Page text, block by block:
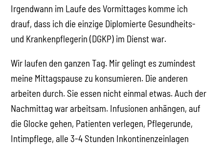
Irgendwann im Laufe des Vormittages komme ich
drauf, dass ich die einzige Diplomierte Gesundheits-
und Krankenpflegerin (DGKP) im Dienst war.
Wir laufen den ganzen Tag. Mir gelingt es zumindest
meine Mittagspause zu konsumieren. Die anderen
arbeiten durch. Sie essen nicht einmal etwas. Auch der
Nachmittag war arbeitsam. Infusionen anhängen, auf
die Glocke gehen, Patienten verlegen, Pflegerunde,
Intimpflege, alle 3-4 Stunden Inkontinenzeinlagen